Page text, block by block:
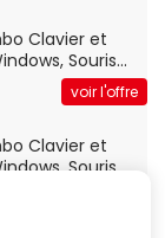
Clavier et
Souris
USB Plug
Taille voir l'offre
Clavier et
Souris
Taille